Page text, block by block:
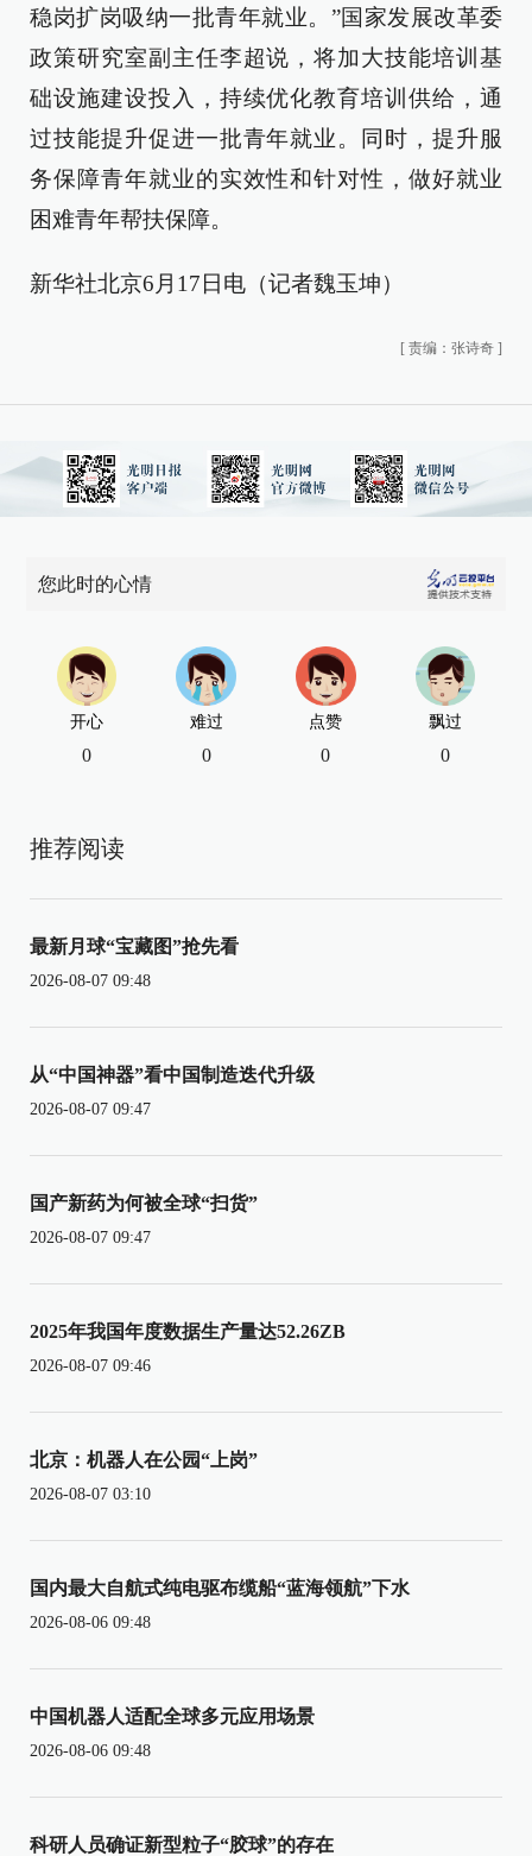
稳岗扩岗吸纳一批青年就业。”国家发展改革委
政策研究室副主任李超说，将加大技能培训基
础设施建设投入，持续优化教育培训供给，通
过技能提升促进一批青年就业。同时，提升服
务保障青年就业的实效性和针对性，做好就业
困难青年帮扶保障。
新华社北京6月17日电（记者魏玉坤）
[ 责编：张诗奇 ]
您此时的心情
开心
0
难过
0
点赞
0
飘过
0
推荐阅读
最新月球“宝藏图”抢先看
2026-08-07 09:48
从“中国神器”看中国制造迭代升级
2026-08-07 09:47
国产新药为何被全球“扫货”
2026-08-07 09:47
2025年我国年度数据生产量达52.26ZB
2026-08-07 09:46
北京：机器人在公园“上岗”
2026-08-07 03:10
国内最大自航式纯电驱布缆船“蓝海领航”下水
2026-08-06 09:48
中国机器人适配全球多元应用场景
2026-08-06 09:48
科研人员确证新型粒子“胶球”的存在